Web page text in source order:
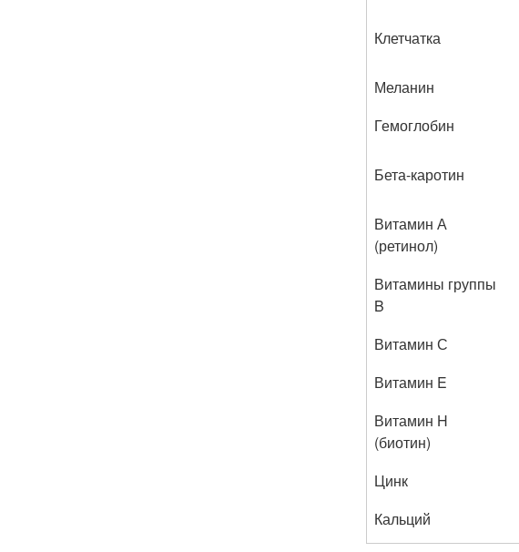
Клетчатка
Меланин
Гемоглобин
Бета-каротин
Витамин А
(ретинол)
Витамины группы
B
Витамин С
Витамин E
Витамин H
(биотин)
Цинк
Кальций